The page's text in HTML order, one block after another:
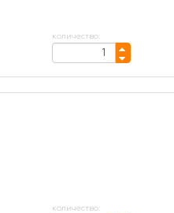
количество:
количество: